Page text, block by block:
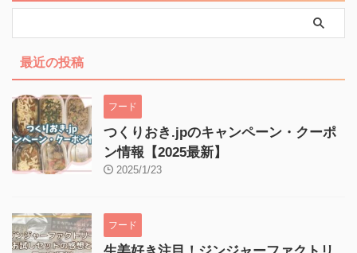
最近の投稿
フード
つくりおき.jpのキャンペーン・クーポ
ン情報【2025最新】
2025/1/23
フード